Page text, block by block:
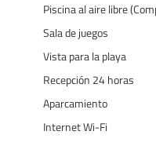
Piscina al aire libre
Sala de juegos
Vista para la playa
Recepción 24 horas
Aparcamiento
Internet Wi-Fi